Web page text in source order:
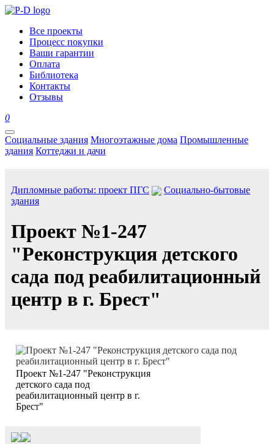
Все проекты
Процесс покупки
Ваши гарантии
Оплата
Библиотека
Контакты
Отзывы
0
Социальные здания Многоэтажные дома Промышленные
здания Коттеджи и дачи
Дипломные работы: проект ПГС
Социально-бытовые
здания
Проект №1-247
"Реконструкция детского
сада под реабилитационный
центр в г. Брест"
Проект №1-247 "Реконструкция
детского сада под
реабилитационный центр в г.
Брест"